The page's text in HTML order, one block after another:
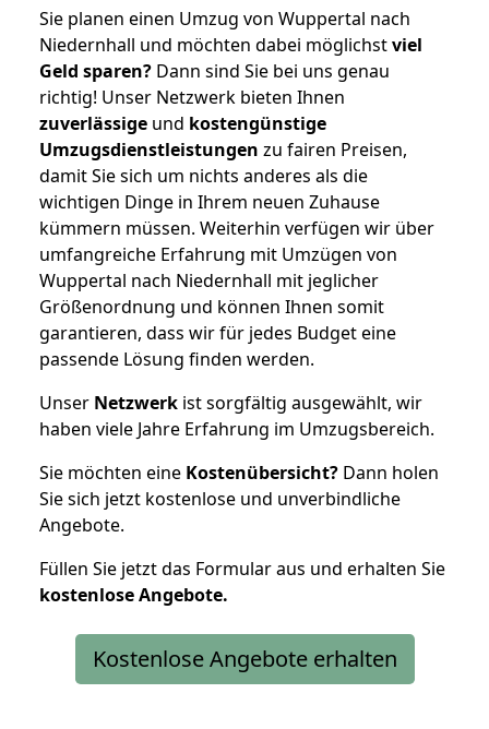
Sie planen einen Umzug von Wuppertal nach
Niedernhall und möchten dabei möglichstviel
Geld sparen? Dann sind Sie bei uns genau
richtig! Unser Netzwerk bieten Ihnen
zuverlässige und kostengünstige
Umzugsdienstleistungen zu fairen Preisen,
damit Sie sich um nichts anderes als die
wichtigen Dinge in Ihrem neuen Zuhause
kümmern müssen. Weiterhin verfügen wir über
umfangreiche Erfahrung mit Umzügen von
Wuppertal nach Niedernhall mit jeglicher
Größenordnung und können Ihnen somit
garantieren, dass wir für jedes Budget eine
passende Lösung finden werden.
Unser Netzwerk ist sorgfältig ausgewählt, wir
haben viele Jahre Erfahrung im Umzugsbereich.
Sie möchten eine Kostenübersicht? Dann holen
Sie sich jetzt kostenlose und unverbindliche
Angebote.
Füllen Sie jetzt das Formular aus und erhalten Sie
kostenloseAngebote.
Kostenlose Angebote erhalten